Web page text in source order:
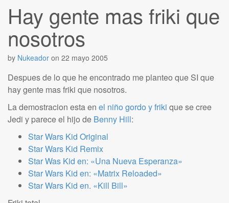
Hay gente mas friki que
nosotros
by Nukeador on 22 mayo 2005
Despues de lo que he encontrado me planteo que SI que
hay gente mas friki que nosotros.
La demostracion esta en el niño gordo y friki que se cree
Jedi y parece el hijo de Benny Hill:
Star Wars Kid Original
Star Wars Kid Remix
Star Was Kid en: «Una Nueva Esperanza»
Star Wars Kid en: «Matrix Reloaded»
Star Wars Kid en. «Kill Bill»